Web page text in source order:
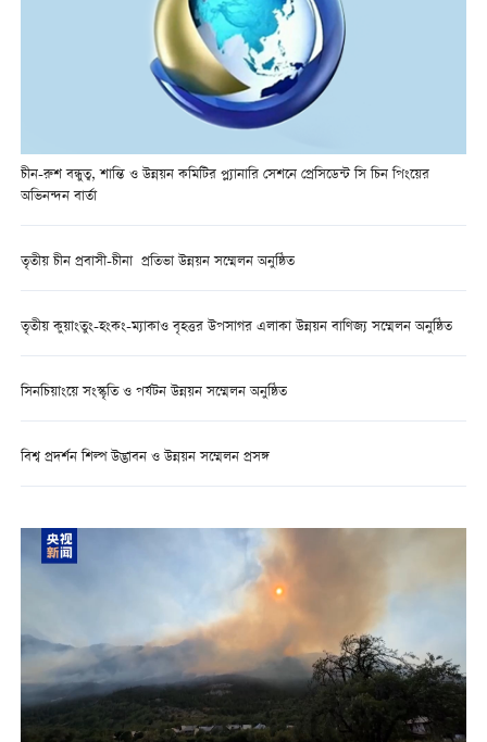
চীন-রুশ বন্ধুত্ব, শান্তি ও উন্নয়ন কমিটির প্ল্যানারি সেশনে প্রেসিডেন্ট সি চিন পিংয়ের
অভিনন্দন বার্তা
তৃতীয় চীন প্রবাসী-চীনা প্রতিভা উন্নয়ন সম্মেলন অনুষ্ঠিত
তৃতীয় কুয়াংতুং-হংকং-ম্যাকাও বৃহত্তর উপসাগর এলাকা উন্নয়ন বাণিজ্য সম্মেলন অনুষ্ঠিত
সিনচিয়াংয়ে সংস্কৃতি ও পর্যটন উন্নয়ন সম্মেলন অনুষ্ঠিত
বিশ্ব প্রদর্শন শিল্প উদ্ভাবন ও উন্নয়ন সম্মেলন প্রসঙ্গ